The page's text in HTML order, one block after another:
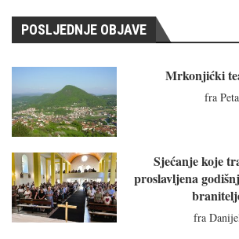
POSLJEDNJE OBJAVE
Mrkonjićki
fra
Sjećanje koje
proslavljena
fra